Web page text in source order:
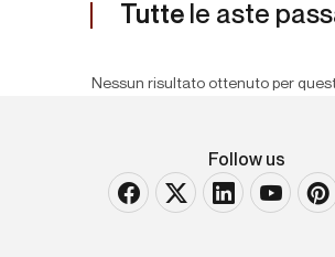
Tutte le aste
Nessun risultato ottenuto per
Follow us